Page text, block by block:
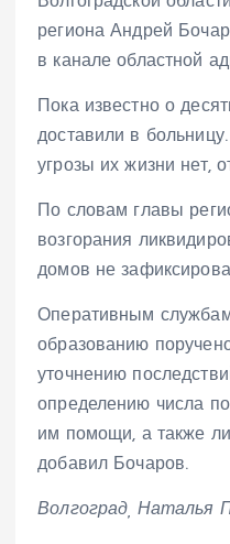
региона Андрей
в канале областной
Пока известно о
доставили в
угрозы их жизни нет,
По словам главы
возгорания
домов не
Оперативным
образованию
уточнению
определению числа
им помощи, а также
добавил Бочаров.
Волгоград, Наталья